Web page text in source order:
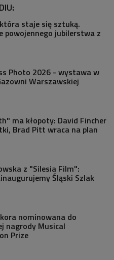
staje się sztuką.
powojennego jubilerstwa z
Photo 2026 - wystawa w
Warszawskiej
ma kłopoty: David Fincher
Brad Pitt wraca na plan
z "Silesia Film":
Śląski Szlak
nominowana do
nagrody Musical
Prize